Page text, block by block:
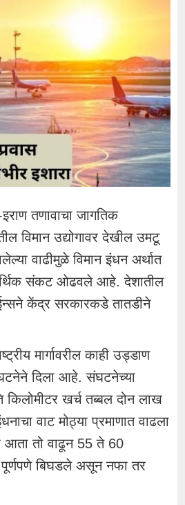
तणावाचा जागतिक
विमान उद्योगावर देखील उमटू
वाढीमुळे विमान इंधन अर्थात
संकट ओढवले आहे. देशातील
केंद्र सरकारकडे तातडीने
मार्गावरील काही उड्डाण
दिला आहे. संघटनेच्या
किलोमीटर खर्च तब्बल दोन लाख
वाट मोठ्या प्रमाणात वाढला
आता तो वाढून 55 ते 60
पूर्णपणे बिघडले असून नफा तर